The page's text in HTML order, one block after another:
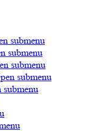
submenu
submenu
submenu
submenu
submenu